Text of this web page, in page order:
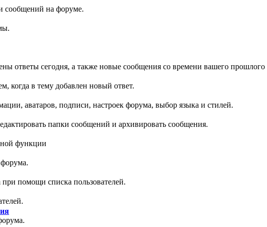
сообщений на форуме.
ответы сегодня, а также новые сообщения со времени вашего прошлого
когда в тему добавлен новый ответ.
аватаров, подписи, настроек форума, выбор языка и стилей.
папки сообщений и архивировать сообщения.
функции
помощи списка пользователей.